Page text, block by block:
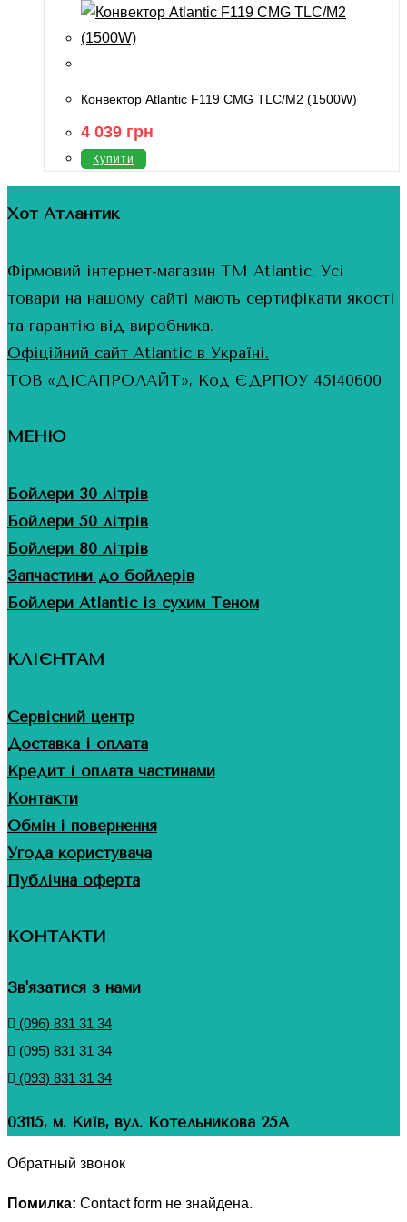
Конвектор Atlantic F119 CMG TLC/M2 (1500W)
4 039 грн
Купити
Хот Атлантик
Фірмовий інтернет-магазин ТМ Atlantic. Усі
товари на нашому сайті мають сертифікати якості
та гарантію від виробника.
Офіційний сайт Atlantic в Україні.
ТОВ «ДІСАПРОЛАЙТ», Код ЄДРПОУ 45140600
МЕНЮ
Бойлери 30 літрів
Бойлери 50 літрів
Бойлери 80 літрів
Запчастини до бойлерів
Бойлери Atlantic із сухим Теном
КЛІЄНТАМ
Сервісний центр
Доставка і оплата
Кредит і оплата частинами
Контакти
Обмін і повернення
Угода користувача
Публічна оферта
КОНТАКТИ
Зв'язатися з нами
(096) 831 31 34
(095) 831 31 34
(093) 831 31 34
03115, м. Київ, вул. Котельникова 25А
Обратный звонок
Помилка: Contact form не знайдена.